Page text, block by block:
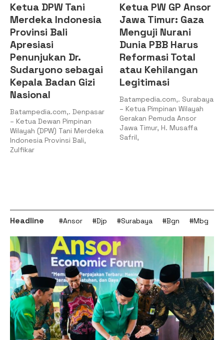
Ketua DPW Tani
Merdeka Indonesia
Provinsi Bali
Apresiasi
Penunjukan Dr.
Sudaryono sebagai
Kepala Badan Gizi
Nasional
Batampedia.com,. Denpasar
– Ketua Dewan Pimpinan
Wilayah (DPW) Tani Merdeka
Indonesia Provinsi Bali,
Zulfikar
Ketua PW GP Ansor
Jawa Timur: Gaza
Menguji Nurani
Dunia PBB Harus
Reformasi Total
atau Kehilangan
Legitimasi
Batampedia.com,. Surabaya
– Ketua Pimpinan Wilayah
Gerakan Pemuda Ansor
Jawa Timur, H. Musaffa
Safril,
Headline #Ansor #Djp #Surabaya #Bgn #Mbg